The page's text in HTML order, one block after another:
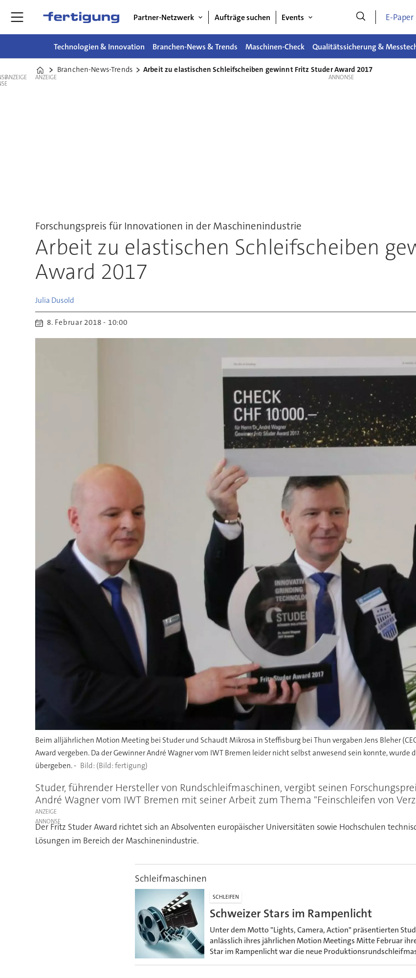
Partner-Netzwerk Aufträge suchen Events E-Paper
Technologien & Innovation Branchen-News & Trends Maschinen-Check Qualitätssicherung &
Home
Branchen-News-Trends Arbeit zu elastischen Schleifscheiben gewinnt Fritz Studer Award 2017
ANZEIGE ANZEIGE
Forschungspreis für Innovationen in der Maschinenindustrie
Arbeit zu elastischen Schleifscheiben
Award 2017
Julia Dusold
8. Februar 2018 - 10:00
Beim alljährlichen Motion Meeting bei Studer und Schaudt Mikrosa in Steffisburg bei Thun vergaben Jens Bleher
Award vergeben. Da der Gewinner André Wagner vom IWT Bremen leider nicht selbst anwesend sein konnte, wurde
übergeben. -
(Bild: fertigung)
Studer, führender Hersteller von Rundschleifmaschinen, vergibt seinen
André Wagner vom IWT Bremen mit seiner Arbeit zum Thema "Feinschleifen von
ANZEIGE
Der Fritz Studer Award richtet sich an Absolventen europäischer Universitäten sowie Hochschulen
Lösungen im Bereich der Maschinenindustrie.
Schleifmaschinen
SCHLEIFEN
Schweizer Stars im Rampenlicht
Unter dem Motto "Lights, Camera, Action" präsentierten
anlässlich ihres jährlichen Motion Meetings Mitte Februar
Star im Rampenlicht war die neue